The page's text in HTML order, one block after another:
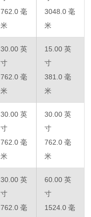
762.0 毫
米
3048.0 毫
米
30.00 英
寸
762.0 毫
米
15.00 英
寸
381.0 毫
米
30.00 英
寸
762.0 毫
米
30.00 英
寸
762.0 毫
米
30.00 英
寸
762.0 毫
60.00 英
寸
1524.0 毫